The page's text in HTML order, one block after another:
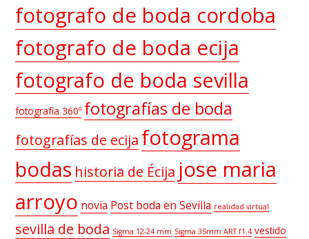
fotografo de boda cordoba
fotografo de boda ecija
fotografo de boda sevilla
fotografía 360º fotografías de boda
fotografías de ecija fotograma
bodas historia de Écija jose maria
arroyo novia Post boda en Sevilla realidad virtual
sevilla de boda Sigma 12-24 mm Sigma 35mm ART f1.4 vestido